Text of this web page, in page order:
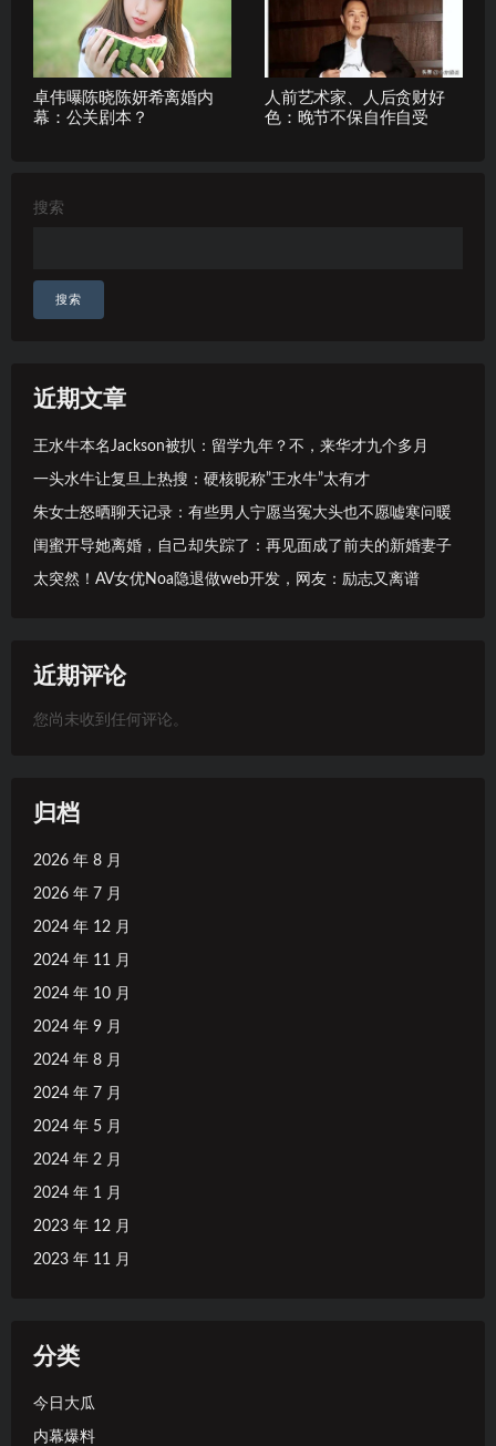
卓伟曝陈晓陈妍希离婚内
幕：公关剧本？
人前艺术家、人后贪财好
色：晚节不保自作自受
搜索
搜索
近期文章
王水牛本名Jackson被扒：留学九年？不，来华才九个多月
一头水牛让复旦上热搜：硬核昵称”王水牛”太有才
朱女士怒晒聊天记录：有些男人宁愿当冤大头也不愿嘘寒问暖
闺蜜开导她离婚，自己却失踪了：再见面成了前夫的新婚妻子
太突然！AV女优Noa隐退做web开发，网友：励志又离谱
近期评论
您尚未收到任何评论。
归档
2026 年 8 月
2026 年 7 月
2024 年 12 月
2024 年 11 月
2024 年 10 月
2024 年 9 月
2024 年 8 月
2024 年 7 月
2024 年 5 月
2024 年 2 月
2024 年 1 月
2023 年 12 月
2023 年 11 月
分类
今日大瓜
内幕爆料